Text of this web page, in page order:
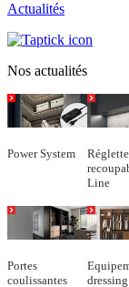
Actualités
Nos actualités
Power System
Line
Portes
coulissantes